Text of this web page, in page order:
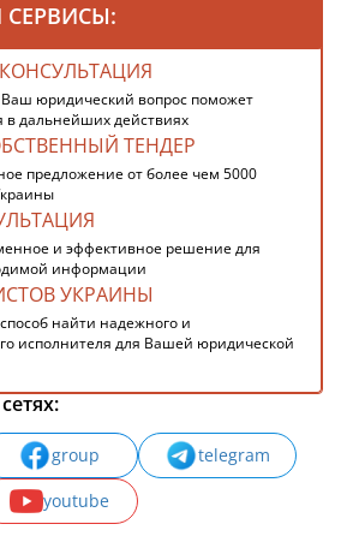
юридический вопрос поможет
в дальнейших действиях
ТЕНДЕР
предложение от более чем 5000
и эффективное решение для
информации
УКРАИНЫ
найти надежного и
исполнителя для Вашей юридической
group
telegram
youtube